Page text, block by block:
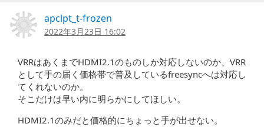
apclpt_t-frozen
2022年3月23日 16:02
VRRはあくまでHDMI2.1のものしか対応しないのか、VRR
として手の届く価格帯で普及しているfreesyncへは対応し
てくれないのか。
そこだけは早い内に明らかにしてほしい。
HDMI2.1のみだと価格的にちょっと手が出せない。